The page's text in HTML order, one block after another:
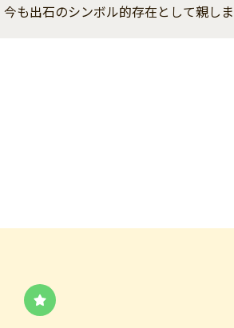
も出石のシンボル的存在として親しま